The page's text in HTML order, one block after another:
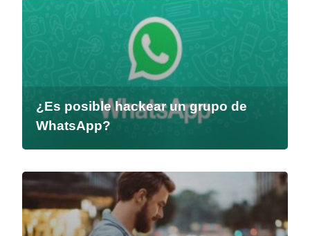
¿Es posible hackear un grupo de
WhatsApp?